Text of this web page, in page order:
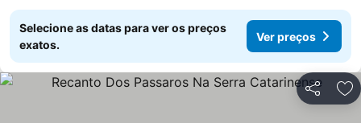
Selecione as datas para ver os preços
exatos.
Ver preços
Partilhar